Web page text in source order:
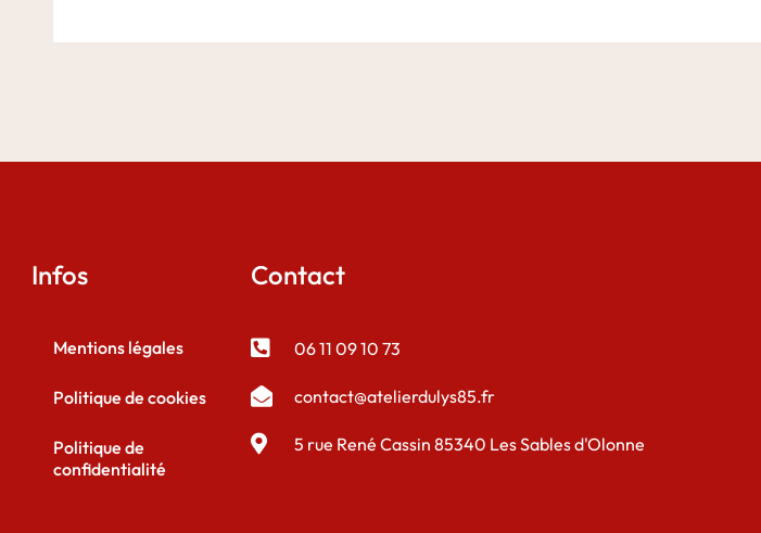
Infos
Mentions légales
Politique de cookies
Politique de
confidentialité
Contact
06 11 09 10 73
contact@atelierdulys85.fr
5 rue René Cassin 85340 Les Sables d'Olonne